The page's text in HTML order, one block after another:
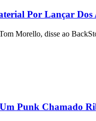
Por Lançar Dos
Morello, disse ao
Punk Chamado